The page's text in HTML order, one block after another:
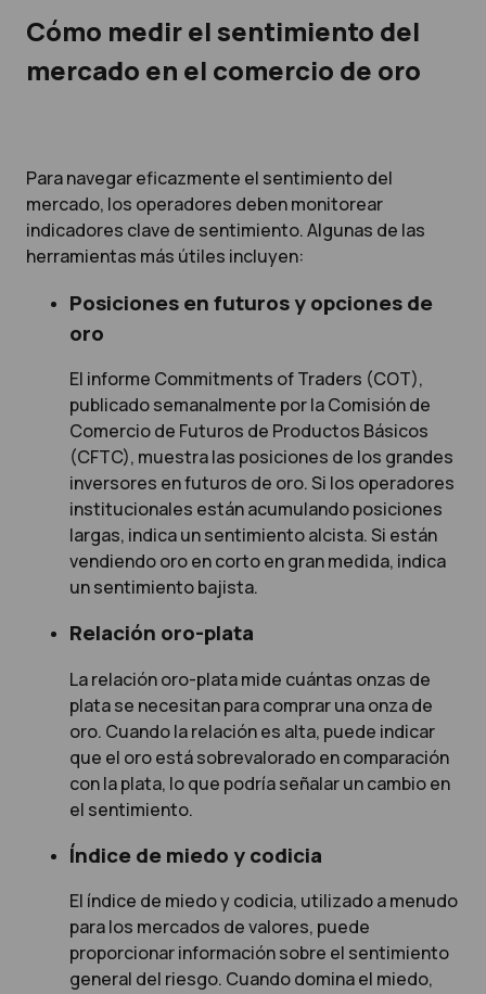
Cómo medir el sentimiento del
mercado en el comercio de oro
Para navegar eficazmente el sentimiento del
mercado, los operadores deben monitorear
indicadores clave de sentimiento. Algunas de las
herramientas más útiles incluyen:
Posiciones en futuros y opciones de
oro
El informe Commitments of Traders (COT),
publicado semanalmente por la Comisión de
Comercio de Futuros de Productos Básicos
(CFTC), muestra las posiciones de los grandes
inversores en futuros de oro. Si los operadores
institucionales están acumulando posiciones
largas, indica un sentimiento alcista. Si están
vendiendo oro en corto en gran medida, indica
un sentimiento bajista.
Relación oro-plata
La relación oro-plata mide cuántas onzas de
plata se necesitan para comprar una onza de
oro. Cuando la relación es alta, puede indicar
que el oro está sobrevalorado en comparación
con la plata, lo que podría señalar un cambio en
el sentimiento.
Índice de miedo y codicia
El índice de miedo y codicia, utilizado a menudo
para los mercados de valores, puede
proporcionar información sobre el sentimiento
general del riesgo. Cuando domina el miedo,